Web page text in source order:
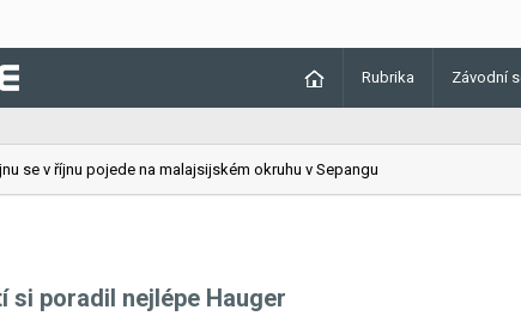
Rubrika Závodní
v říjnu pojede na malajsijském okruhu v Sepangu
si poradil nejlépe Hauger